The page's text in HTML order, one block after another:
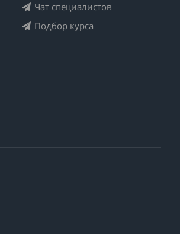
Чат специалистов
Подбор курса